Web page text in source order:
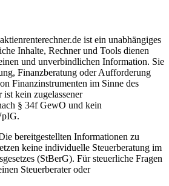
aktienrenterechner.de ist ein unabhängiges
Inhalte, Rechner und Tools dienen
und unverbindlichen Information. Sie
Finanzberatung oder Aufforderung
Finanzinstrumenten im Sinne des
kein zugelassener
§ 34f GewO und kein
bereitgestellten Informationen zu
keine individuelle Steuerberatung im
(StBerG). Für steuerliche Fragen
Steuerberater oder